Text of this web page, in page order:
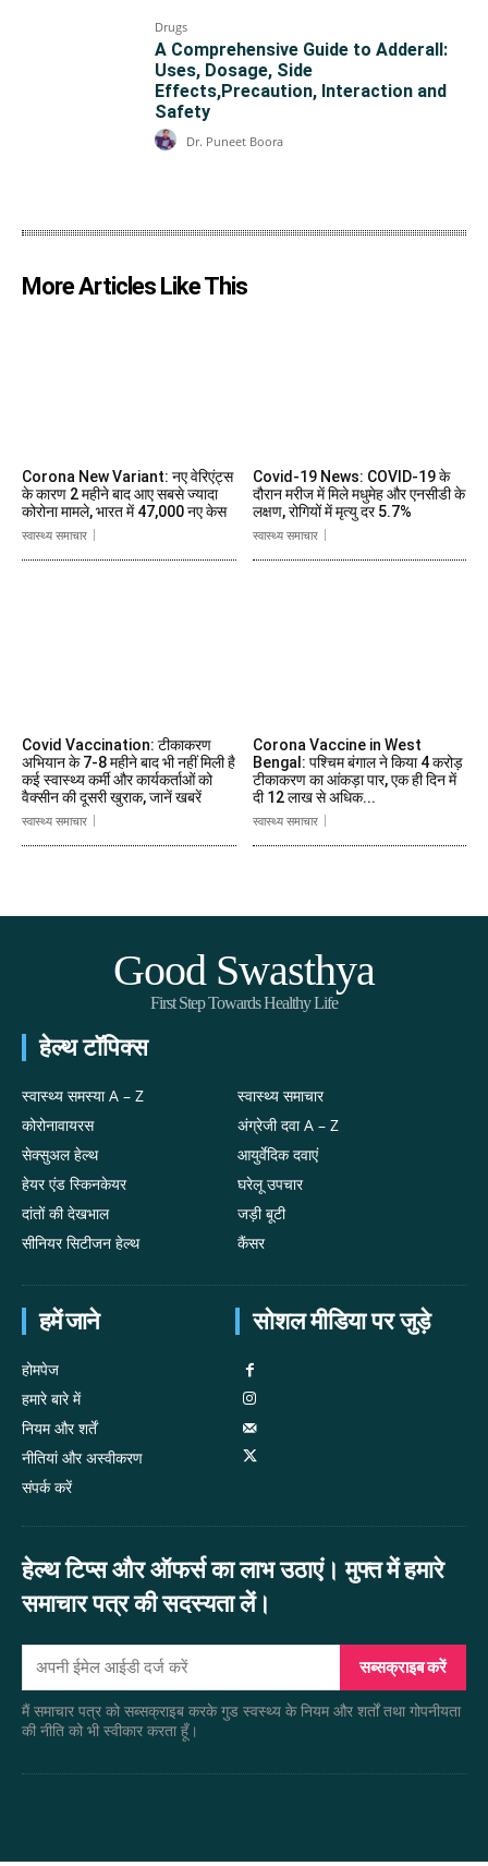
Drugs
A Comprehensive Guide to Adderall:
Uses, Dosage, Side
Effects,Precaution, Interaction and
Safety
Dr. Puneet Boora
More Articles Like This
Corona New Variant: नए वेरिएंट्स
के कारण 2 महीने बाद आए सबसे ज्यादा
कोरोना मामले, भारत में 47,000 नए केस
स्वास्थ्य समाचार
Covid-19 News: COVID-19 के
दौरान मरीज में मिले मधुमेह और एनसीडी के
लक्षण, रोगियों में मृत्यु दर 5.7%
स्वास्थ्य समाचार
Covid Vaccination: टीकाकरण
अभियान के 7-8 महीने बाद भी नहीं मिली है
कई स्वास्थ्य कर्मी और कार्यकर्ताओं को
वैक्सीन की दूसरी खुराक, जानें खबरें
स्वास्थ्य समाचार
Corona Vaccine in West
Bengal: पश्चिम बंगाल ने किया 4 करोड़
टीकाकरण का आंकड़ा पार, एक ही दिन में
दी 12 लाख से अधिक...
स्वास्थ्य समाचार
Good Swasthya
First Step Towards Healthy Life
हेल्थ टॉपिक्स
स्वास्थ्य समस्या A – Z
कोरोनावायरस
सेक्सुअल हेल्थ
हेयर एंड स्किनकेयर
दांतों की देखभाल
सीनियर सिटीजन हेल्थ
स्वास्थ्य समाचार
अंग्रेजी दवा A – Z
आयुर्वेदिक दवाएं
घरेलू उपचार
जड़ी बूटी
कैंसर
हमें जाने
होमपेज
हमारे बारे में
नियम और शर्तें
नीतियां और अस्वीकरण
संपर्क करें
सोशल मीडिया पर जुड़े
हेल्थ टिप्स और ऑफर्स का लाभ उठाएं। मुफ्त में हमारे
समाचार पत्र की सदस्यता लें।
सब्सक्राइब करें
मैं समाचार पत्र को सब्सक्राइब करके गुड स्वस्थ्य के नियम और शर्तों तथा गोपनीयता
की नीति को भी स्वीकार करता हूँ।